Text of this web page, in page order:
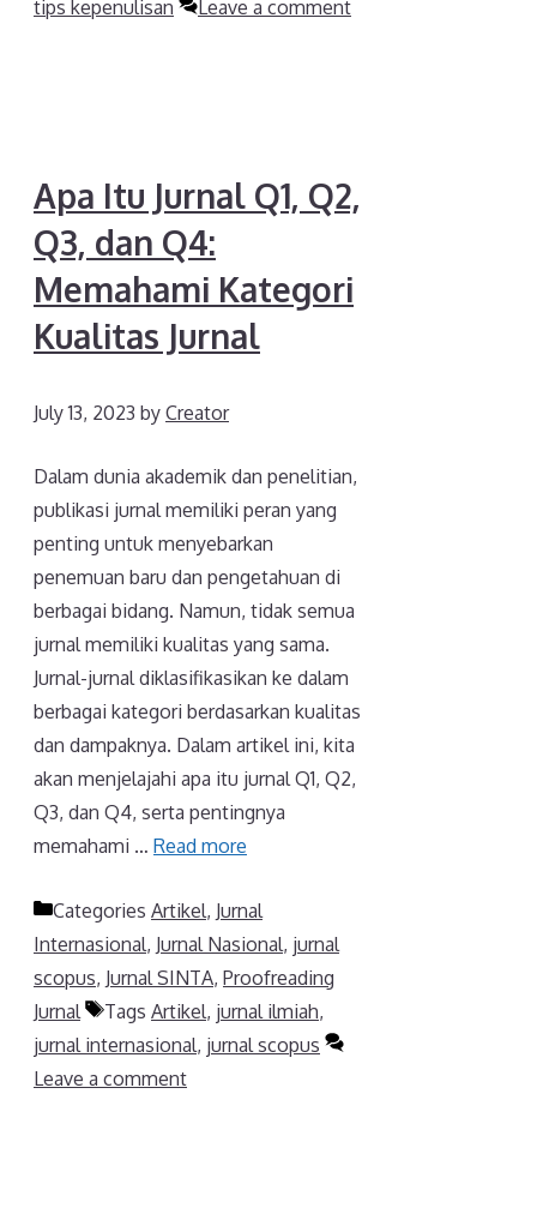
tips kepenulisan Leave a comment
Apa Itu Jurnal Q1, Q2,
Q3, dan Q4:
Memahami Kategori
Kualitas Jurnal
July 13, 2023 by Creator
Dalam dunia akademik dan penelitian,
publikasi jurnal memiliki peran yang
penting untuk menyebarkan
penemuan baru dan pengetahuan di
berbagai bidang. Namun, tidak semua
jurnal memiliki kualitas yang sama.
Jurnal-jurnal diklasifikasikan ke dalam
berbagai kategori berdasarkan kualitas
dan dampaknya. Dalam artikel ini, kita
akan menjelajahi apa itu jurnal Q1, Q2,
Q3, dan Q4, serta pentingnya
memahami … Read more
Categories Artikel, Jurnal
Internasional, Jurnal Nasional, jurnal
scopus, Jurnal SINTA, Proofreading
Jurnal
Tags Artikel, jurnal ilmiah,
jurnal internasional, jurnal scopus
Leave a comment